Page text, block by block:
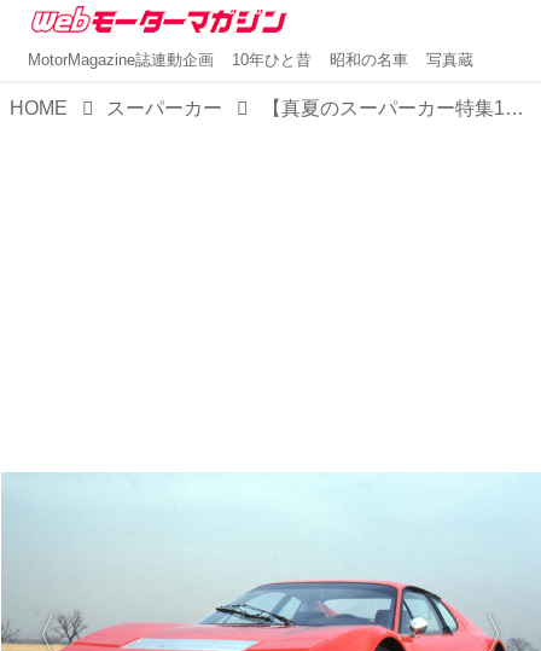
MotorMagazine誌連動企画 10年ひと昔 昭和の名車 写真蔵
HOME スーパーカー 【真夏のスーパーカー特集10】ミッドシップ・フェラーリの指針となった365GT/4 BB